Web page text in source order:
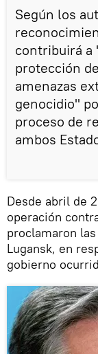
Según los
contribuirá a
protección
amenazas
genocidio"
proceso de
ambos
Desde abril de
operación
proclamaron
Lugansk, en
gobierno